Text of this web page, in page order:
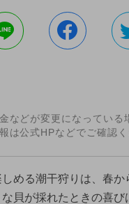
などが変更になっている
は公式HPなどでご確認く
める潮干狩りは、春か
貝が採れたときの喜び